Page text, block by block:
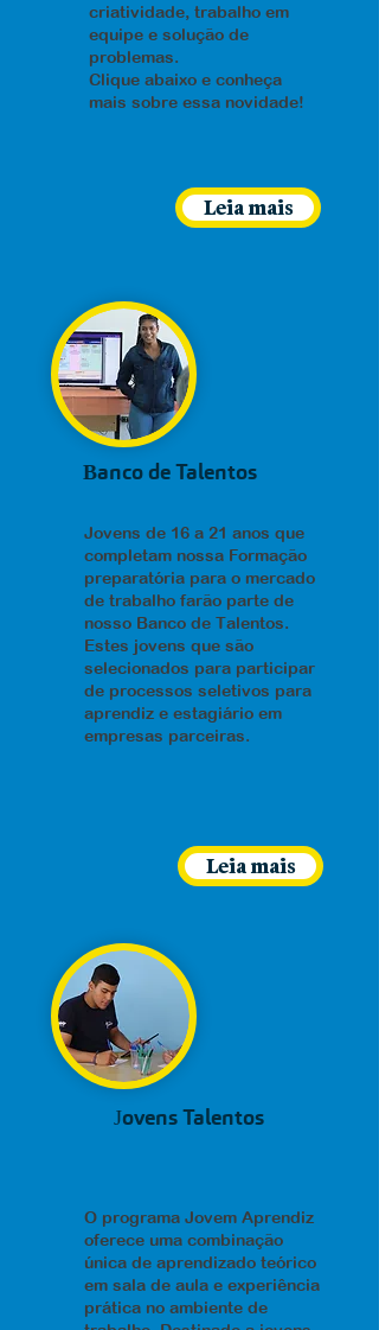
criatividade, trabalho em
equipe e solução de
problemas.
Clique abaixo e conheça
mais sobre essa novidade!
Leia mais
Banco de Talentos
Jovens de 16 a 21 anos que
completam nossa Formação
preparatória para o mercado
de trabalho farão parte de
nosso Banco de Talentos.
Estes jovens que são
selecionados para participar
de processos seletivos para
aprendiz e estagiário em
empresas parceiras.
Leia mais
Jovens Talentos
O programa Jovem Aprendiz
oferece uma combinação
única de aprendizado teórico
em sala de aula e experiência
prática no ambiente de